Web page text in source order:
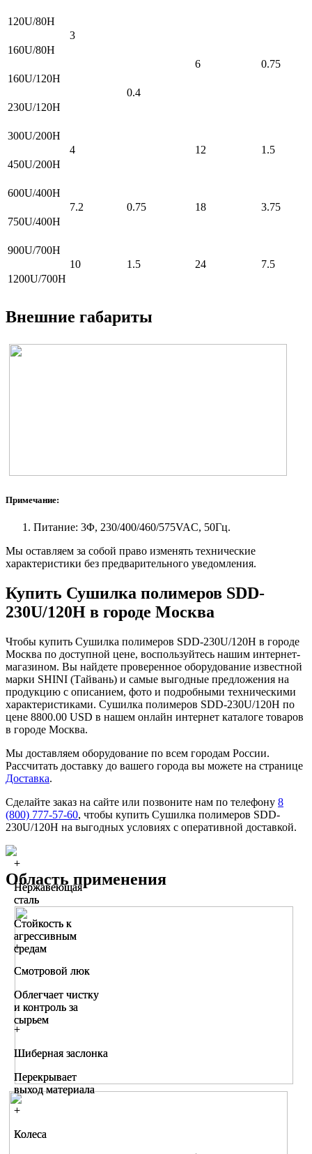
3
120U/80H
0.4
6 0.75
160U/80H
160U/120H
230U/120H
300U/200H
4
12
1.5
450U/200H
600U/400H
7.2
0.75 18
3.75
750U/400H
900U/700H
10
1.5 24
7.5
1200U/700H
Внешние габариты
Примечание:
Питание: 3Φ, 230/400/460/575VAC, 50Гц.
Мы оставляем за собой право изменять технические
характеристики без предварительного уведомления.
Купить Сушилка полимеров SDD-
230U/120H в городе Москва
Чтобы купить Сушилка полимеров SDD-230U/120H в городе
Москва по доступной цене, воспользуйтесь нашим интернет-
магазином. Вы найдете проверенное оборудование известной
марки SHINI (Тайвань) и самые выгодные предложения на
продукцию с описанием, фото и подробными техническими
характеристиками. Сушилка полимеров SDD-230U/120H по
цене 8800.00 USD в нашем онлайн интернет каталоге товаров
в городе Москва.
Мы доставляем оборудование по всем городам России.
Рассчитать доставку до вашего города вы можете на странице
Доставка.
Сделайте заказ на сайте или позвоните нам по телефону 8
(800) 777-57-60, чтобы купить Сушилка полимеров SDD-
230U/120H на выгодных условиях с оперативной доставкой.
+
Нержавеющая
сталь
Стойкость к
агрессивным
средам
+
Смотровой люк
Облегчает чистку
и контроль за
сырьем
+
Шиберная заслонка
Перекрывает
выход материала
+
Колеса
+
Нержавеющая
сталь
Стойкость к
агрессивным
средам
+
Смотровой люк
Облегчает чистку
и контроль за
сырьем
+
Шиберная заслонка
Перекрывает
выход материала
+
Колеса
Область применения